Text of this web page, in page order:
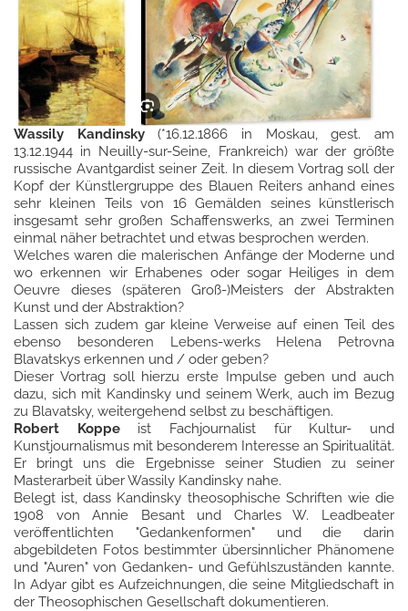
Wassily Kandinsky(*16.12.1866 in Moskau, gest. am
13.12.1944 in Neuilly-sur-Seine, Frankreich) war der größte
russische Avantgardist seiner Zeit. In diesem Vortrag soll der
Kopf der Künstlergruppe des Blauen Reiters anhand eines
sehr kleinen Teils von 16 Gemälden seines künstlerisch
insgesamt sehr großen Schaffenswerks, an zwei Terminen
einmal näher betrachtet und etwas besprochen werden.
Welches waren die malerischen Anfänge der Moderne und
wo erkennen wir Erhabenes oder sogar Heiliges in dem
Oeuvre dieses (späteren Groß-)Meisters der Abstrakten
Kunst und der Abstraktion?
Lassen sich zudem gar kleine Verweise auf einen Teil des
ebenso besonderen Lebens-werks Helena Petrovna
Blavatskys erkennen und / oder geben?
Dieser Vortrag soll hierzu erste Impulse geben und auch
dazu, sich mit Kandinsky und seinem Werk, auch im Bezug
zu Blavatsky, weitergehend selbst zu beschäftigen.
Robert Koppeist Fachjournalist für Kultur- und
Kunstjournalismus mit besonderem Interesse an Spiritualität.
Er bringt uns die Ergebnisse seiner Studien zu seiner
Masterarbeit über Wassily Kandinsky nahe.
Belegt ist, dass Kandinsky theosophische Schriften wie die
1908 von Annie Besant und Charles W. Leadbeater
veröffentlichten "Gedankenformen" und die darin
abgebildeten Fotos bestimmter übersinnlicher Phänomene
und "Auren" von Gedanken- und Gefühlszuständen kannte.
In Adyar gibt es Aufzeichnungen, die seine Mitgliedschaft in
der Theosophischen Gesellschaft dokumentieren.